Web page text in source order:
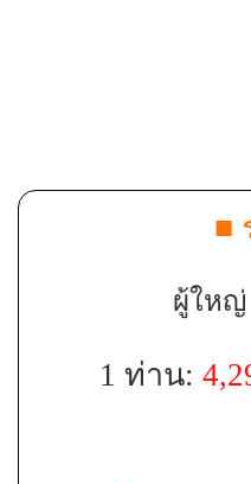
■
ผู้ใหญ่
1 ท่าน: